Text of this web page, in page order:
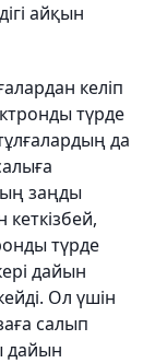
айқын
келіп
түрде
да
заңды
түрде
дайын
Ол үшін
салып
дайын